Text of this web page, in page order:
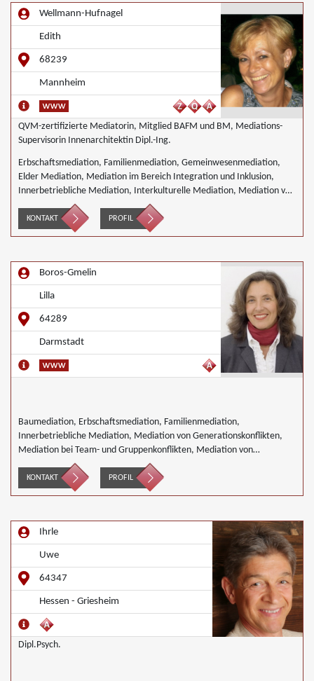
Wellmann-Hufnagel
Edith
68239
Mannheim
QVM-zertifizierte Mediatorin, Mitglied BAFM und BM, Mediations-
Supervisorin Innenarchitektin Dipl.-Ing.
Erbschaftsmediation, Familienmediation, Gemeinwesenmediation,
Elder Mediation, Mediation im Bereich Integration und Inklusion,
Innerbetriebliche Mediation, Interkulturelle Mediation, Mediation von
Generationskonflikten, Mediation im öffentlichen Bereich, Mediation
bei Team- und Gruppenkonflikten, Mediation von
Unternehmensnachfolgen, Nachbarschaftsmediation, Schulmediation
KONTAKT PROFIL
Boros-Gmelin
Lilla
64289
Darmstadt
Baumediation, Erbschaftsmediation, Familienmediation,
Innerbetriebliche Mediation, Mediation von Generationskonflikten,
Mediation bei Team- und Gruppenkonflikten, Mediation von
Unternehmensnachfolgen, Nachbarschaftsmediation, Schulmediation,
Wirtschaftsmediation
KONTAKT PROFIL
Ihrle
Uwe
64347
Hessen - Griesheim
Dipl.Psych.